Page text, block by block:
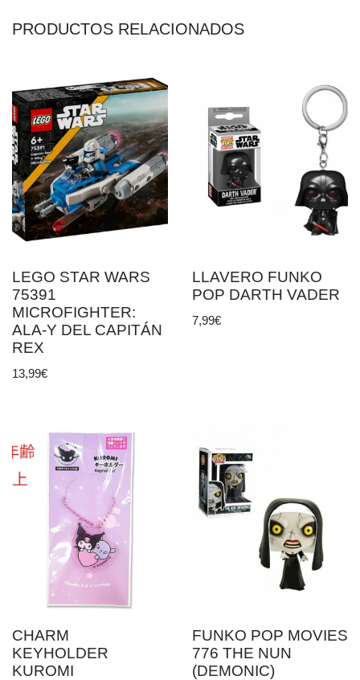
PRODUCTOS RELACIONADOS
LEGO STAR WARS
75391
MICROFIGHTER:
ALA-Y DEL CAPITÁN
REX
13,99€
LLAVERO FUNKO
POP DARTH VADER
7,99€
CHARM
KEYHOLDER
KUROMI
FUNKO POP MOVIES
776 THE NUN
(DEMONIC)